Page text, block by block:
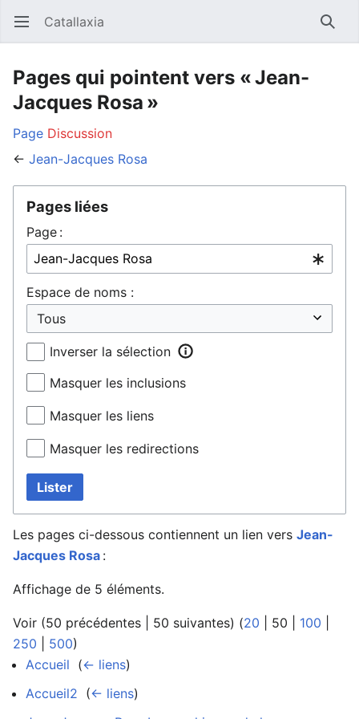
Ouvrir le menu principal Catallaxia
Pages qui pointent vers « Jean-
Jacques Rosa »
Page Discussion
← Jean-Jacques Rosa
Pages liées
Page :
Espace de noms :
Inverser la sélection
Masquer les inclusions
Masquer les liens
Masquer les redirections
Lister
Les pages ci-dessous contiennent un lien vers Jean-
Jacques Rosa :
Affichage de 5 éléments.
Voir (50 précédentes 50 suivantes) (20 50 100
250
500)
Accueil (← liens)
Accueil2 (← liens)